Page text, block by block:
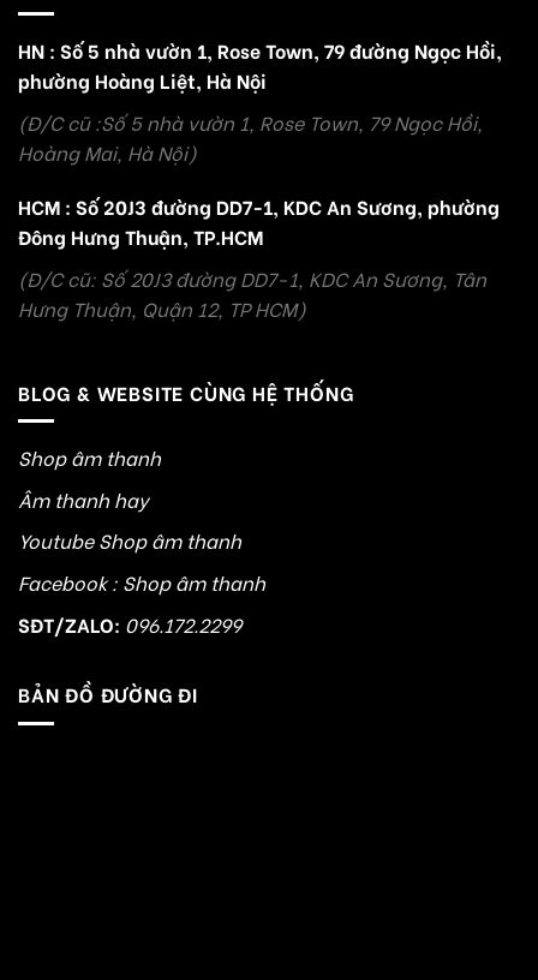
HN : Số 5 nhà vườn 1, Rose Town, 79 đường Ngọc Hồi,
phường Hoàng Liệt, Hà Nội
(Đ/C cũ :Số 5 nhà vườn 1, Rose Town, 79 Ngọc Hồi,
Hoàng Mai, Hà Nội)
HCM : Số 20J3 đường DD7-1, KDC An Sương, phường
Đông Hưng Thuận, TP.HCM
(Đ/C cũ: Số 20J3 đường DD7-1, KDC An Sương, Tân
Hưng Thuận, Quận 12, TP HCM)
BLOG & WEBSITE CÙNG HỆ THỐNG
Shop âm thanh
Âm thanh hay
Youtube Shop âm thanh
Facebook : Shop âm thanh
SĐT/ZALO: 096.172.2299
BẢN ĐỒ ĐƯỜNG ĐI